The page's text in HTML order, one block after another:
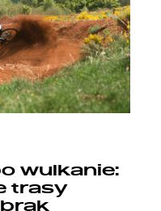
wulkanie:
trasy